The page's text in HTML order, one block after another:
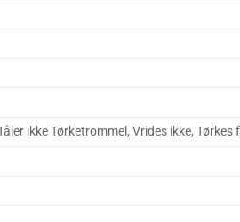
ikke Tørketrommel, Vrides ikke,